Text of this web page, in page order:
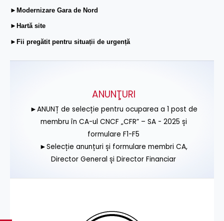
►Modernizare Gara de Nord
►Hartă site
►Fii pregătit pentru situații de urgență
ANUNŢURI
►ANUNȚ de selecție pentru ocuparea a 1 post de
membru în CA-ul CNCF „CFR” – SA - 2025 și
formulare F1-F5
►Selecție anunțuri și formulare membri CA,
Director General și Director Financiar